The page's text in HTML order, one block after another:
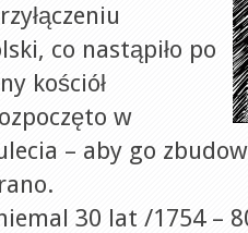
co nastąpiło po
kościół
w
– aby go
30 lat /1754 –